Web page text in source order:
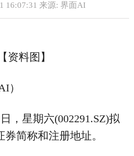
16:07:31 来源: 界面AI
【资料图】
）
，星期六(002291.SZ)拟
简称和注册地址。